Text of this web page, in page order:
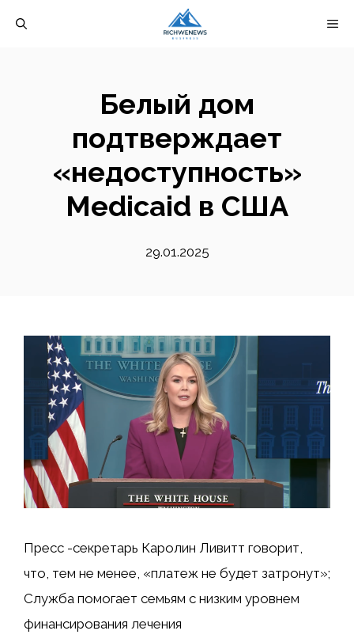
Белый дом
подтверждает
«недоступность»
Medicaid в США
29.01.2025
Пресс -секретарь Каролин Ливитт говорит,
что, тем не менее, «платеж не будет затронут»;
Служба помогает семьям с низким уровнем
финансирования лечения